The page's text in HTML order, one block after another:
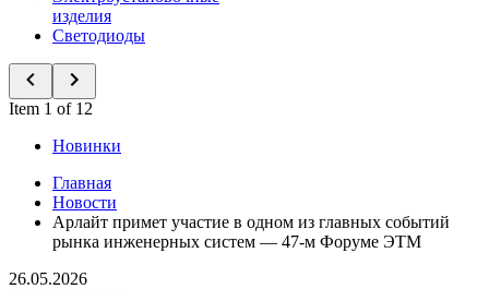
изделия
Светодиоды
Item 1 of 12
Новинки
Главная
Новости
Арлайт примет участие в одном из главных событий
рынка инженерных систем — 47-м Форуме ЭТМ
26.05.2026